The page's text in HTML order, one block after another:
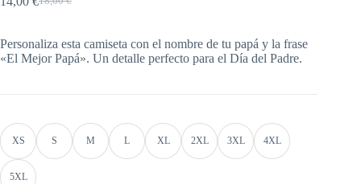
Personaliza esta camiseta con el nombre de tu papá y la frase
«El Mejor Papá». Un detalle perfecto para el Día del Padre.
XS S M L XL 2XL 3XL 4XL
5XL